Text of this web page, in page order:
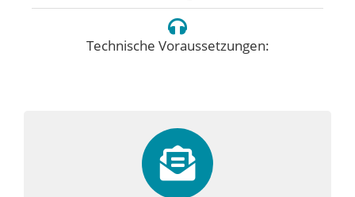
Technische Voraussetzungen: